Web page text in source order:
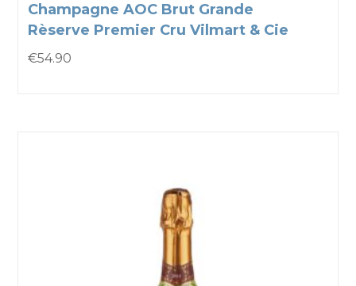
Champagne AOC Brut Grande
Rèserve Premier Cru Vilmart & Cie
€54.90